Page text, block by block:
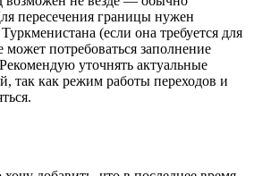
пересечения границы нужен
(если она требуется для
потребоваться заполнение
уточнять актуальные
так как режим работы переходов и